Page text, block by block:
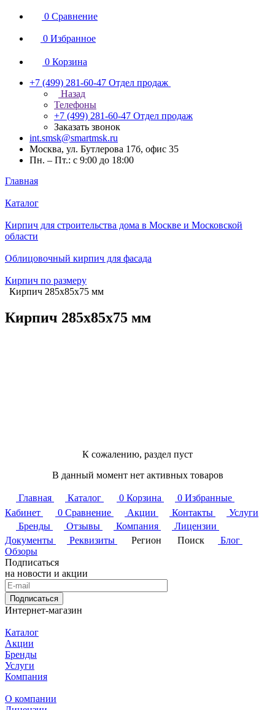
0 Сравнение
0 Избранное
0 Корзина
+7 (499) 281-60-47 Отдел продаж
Назад
Телефоны
+7 (499) 281-60-47 Отдел продаж
Заказать звонок
int.smsk@smartmsk.ru
Москва, ул. Бутлерова 17б, офис 35
Пн. – Пт.: с 9:00 до 18:00
Главная
Каталог
Кирпич для строительства дома в Москве и Московской
области
Облицовочный кирпич для фасада
Кирпич по размеру
Кирпич 285х85х75 мм
Кирпич 285х85х75 мм
К сожалению, раздел пуст
В данный момент нет активных товаров
Главная Каталог 0 Корзина 0 Избранные
Кабинет
0 Сравнение Акции Контакты
Услуги
Бренды
Отзывы Компания
Лицензии
Документы
Реквизиты Регион Поиск
Блог
Обзоры
Подписаться
на новости и акции
Подписаться
Интернет-магазин
Каталог
Акции
Бренды
Услуги
Компания
О компании